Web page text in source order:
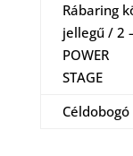
Rábaring
jellegű / 2
POWER
STAGE
Céldobogó